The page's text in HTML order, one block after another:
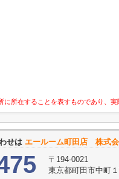
所在することを表すものであり、実
せは エールーム町田店 株式
〒194-0021
東京都町田市中町